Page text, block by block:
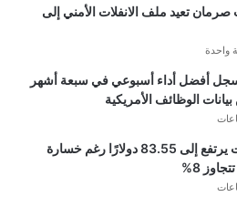
صرمان تعيد ملف الانفلات الأمني إلى
واحدة
أفضل أداء أسبوعي في سبعة أشهر
الوظائف الأمريكية
خام برنت يرتفع إلى 83.55 دولارًا رغم خسارة
8%